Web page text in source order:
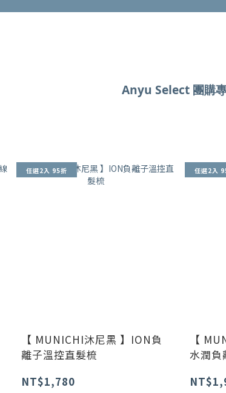
Anyu Select 團購
任選2入 95折
【 MUNICHI沐尼黑 】ION負
離子溫控直髮梳
NT$1,780
任選2入
【
水潤負